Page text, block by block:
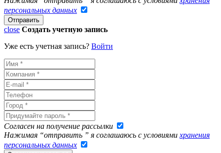
персональных данных
close Создать учетную запись
Уже есть учетная запись? Войти
Согласен на получение рассылки
Нажимая “отправить ” я соглашаюсь с условиями хранения
персональных данных